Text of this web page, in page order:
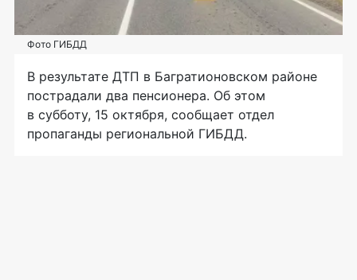
Фото ГИБДД
В результате ДТП в Багратионовском районе
пострадали два пенсионера. Об этом
в субботу, 15 октября, сообщает отдел
пропаганды региональной ГИБДД.